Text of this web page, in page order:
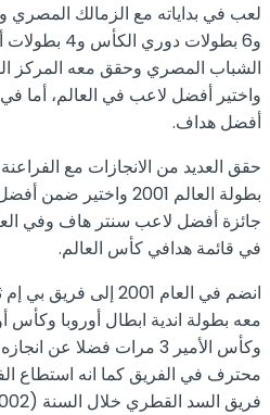
و6 بطولات
أفضل هداف.
حقق العديد من الانجازات مع
في قائمة هدافي كأس العالم.
انضم في العام 2001
معه بطولة اندية ابطال أوروبا وكأس
وكأس الأمير 3 مرات فضلا
محترف في الفريق كما انه استطاع